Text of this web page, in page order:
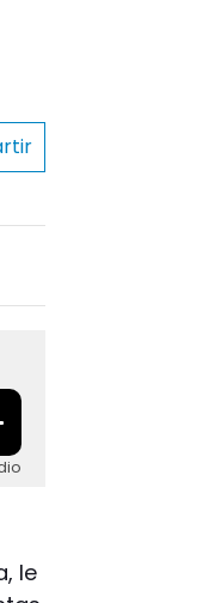
le